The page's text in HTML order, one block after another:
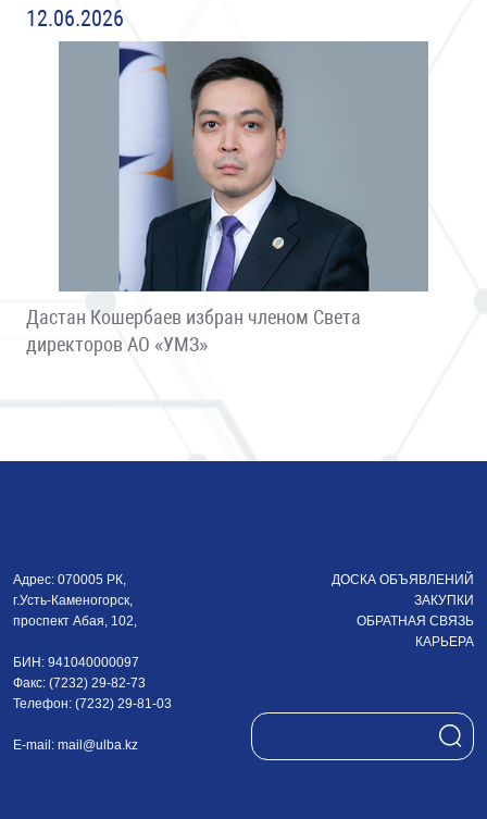
12.06.2026
Дастан Кошербаев избран членом Света
директоров АО «УМЗ»
Адрес: 070005 РК,
г.Усть-Каменогорск,
проспект Абая, 102,
БИН: 941040000097
Факс: (7232) 29-82-73
Телефон: (7232) 29-81-03
E-mail: mail@ulba.kz
ДОСКА ОБЪЯВЛЕНИЙ
ЗАКУПКИ
ОБРАТНАЯ СВЯЗЬ
КАРЬЕРА